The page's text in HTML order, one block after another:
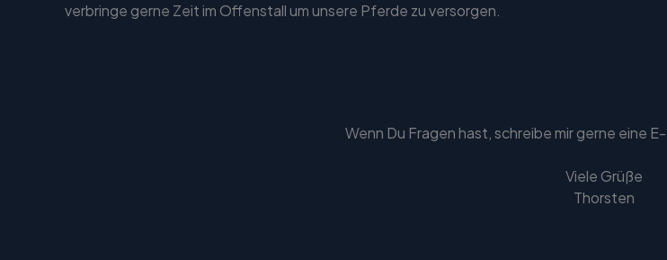
verbringe gerne Zeit im Offenstall um unsere Pferde zu versorgen.
Wenn Du Fragen hast, schreibe mir gerne eine
Viele Grüße
Thorsten